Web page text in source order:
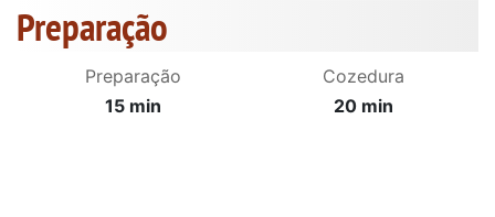
Preparação
Preparação
15 min
Cozedura
20 min